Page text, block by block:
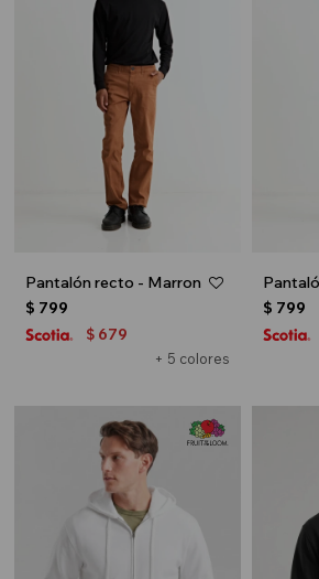
Pantalón recto - Marron
+ 5 colores
$ 799
$ 679
$ 799